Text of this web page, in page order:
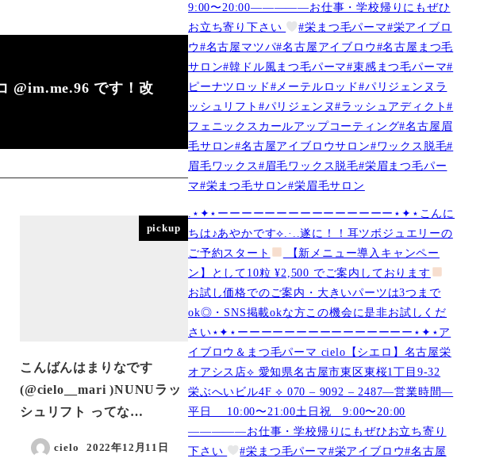
@im.me.96 です！改
pickup
こんばんはまりなです
(@cielo__mari )NUNUラッ
シュリフト ってな…
cielo
投稿日
2022年12月11日
9:00〜20:00—————お仕事・学校帰りにもぜひ
お立ち寄り下さい
#栄まつ毛パーマ#栄アイブロ
ウ#名古屋マツパ#名古屋アイブロウ#名古屋まつ毛
サロン#韓ドル風まつ毛パーマ#束感まつ毛パーマ#
ピーナツロッド#メーテルロッド#パリジェンヌラ
ッシュリフト#パリジェンヌ#ラッシュアディクト#
フェニックスカールアップコーティング#名古屋眉
毛サロン#名古屋アイブロウサロン#ワックス脱毛#
眉毛ワックス#眉毛ワックス脱毛#栄眉まつ毛パー
マ#栄まつ毛サロン#栄眉毛サロン
.⋆✦⋆ーーーーーーーーーーーーーーー⋆✦⋆こんに
ちは♪あやかです︎⟡.·..遂に！！耳ツボジュエリーの
ご予約スタート
【新メニュー導入キャンペー
ン】として10粒 ¥2,500 でご案内しております
お試し価格でのご案内・大きいパーツは3つまで
ok◎・SNS掲載okな方この機会に是非お試しくだ
さい⋆✦⋆ーーーーーーーーーーーーーーー⋆✦⋆ア
イブロウ＆まつ毛パーマ cielo【シエロ】名古屋栄
オアシス店︎︎⟡ 愛知県名古屋市東区東桜1丁目9-32
栄ぶへいビル4F ︎︎⟡ 070 – 9092 – 2487—営業時間—
平日 10:00〜21:00土日祝 9:00〜20:00
—————お仕事・学校帰りにもぜひお立ち寄り
下さい
#栄まつ毛パーマ#栄アイブロウ#名古屋